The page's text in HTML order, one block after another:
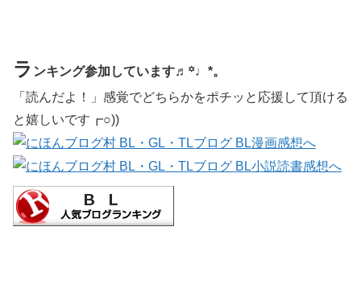
ラ ンキング参加しています♬꙳♩*。
「読んだよ！」感覚でどちらかをポチッと応援して頂ける
と嬉しいです┏○))